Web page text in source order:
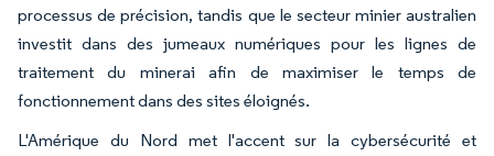
processus de précision, tandis que le secteur minier australien
investit dans des jumeaux numériques pour les lignes de
traitement du minerai afin de maximiser le temps de
fonctionnement dans des sites éloignés.
L'Amérique du Nord met l'accent sur la cybersécurité et